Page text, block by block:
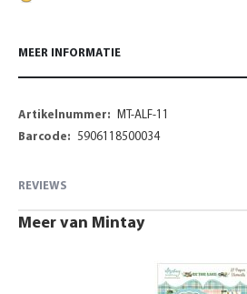
MEER INFORMATIE
Meer
informatie
MT-ALF-11
5906118500034
REVIEWS
Meer van Mintay